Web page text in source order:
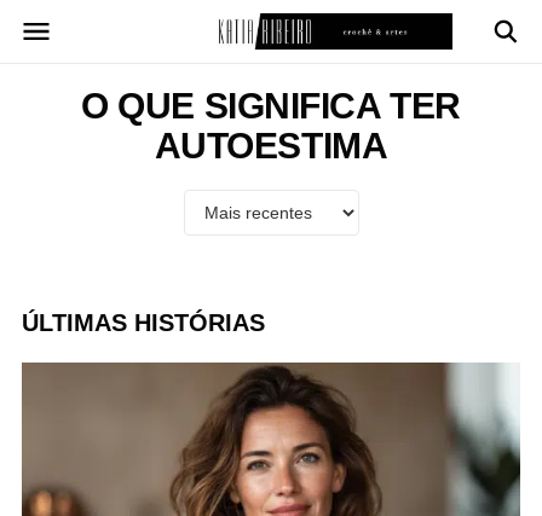
para
O QUE SIGNIFICA TER
AUTOESTIMA
ÚLTIMAS HISTÓRIAS